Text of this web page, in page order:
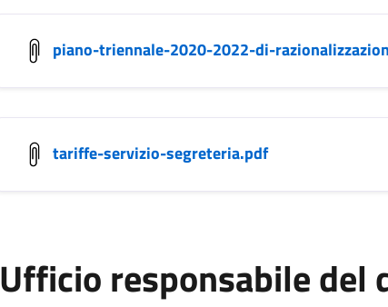
piano-triennale-2020-2022-di-
tariffe-servizio-segreteria.pdf
Ufficio responsabile del